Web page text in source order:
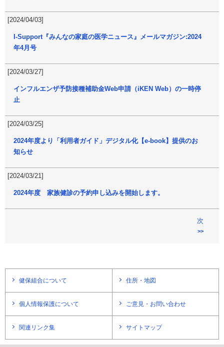
[2024/04/03]
I-Support『みんなの家庭の医学ニュース』メールマガジン:2024
年4月号
[2024/03/27]
インフルエンザ予防接種補助金Web申請（iKEN Web）の一時停
止
[2024/03/25]
2024年度より「利用者ガイド」デジタル化【e-book】提供のお
知らせ
[2024/03/21]
2024年度 家族健診の予約申し込みを開始します。
次
>>
健保組合について 住所・地図
個人情報保護について ご意見・お問い合わせ
関連リンク集 サイトマップ